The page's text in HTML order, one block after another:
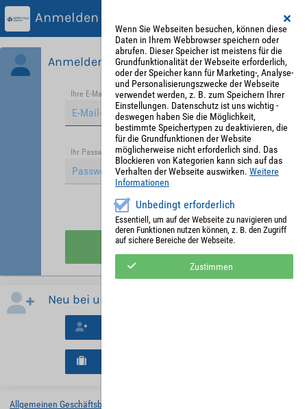
Anmelden
Anmelden
Ihre E-Mail-Adresse *
Passwort vergessen?
Ihr Passwort *
Angemeldet bleiben
Anmelden
Neu bei uns?
Allgemeinen Geschäftsbedingungen
Wenn Sie Webseiten besuchen, können diese
Daten in Ihrem Webbrowser speichern oder
abrufen. Dieser Speicher ist meistens für die
Grundfunktionalität der Webseite erforderlich,
oder der Speicher kann für Marketing-, Analyse-
und Personalisierungszwecke der Webseite
verwendet werden, z. B. zum Speichern Ihrer
Einstellungen. Datenschutz ist uns wichtig -
deswegen haben Sie die Möglichkeit,
bestimmte Speichertypen zu deaktivieren, die
für die Grundfunktionen der Website
möglicherweise nicht erforderlich sind. Das
Blockieren von Kategorien kann sich auf das
Verhalten der Webseite auswirken. Weitere
Informationen
Unbedingt erforderlich
Essentiell, um auf der Webseite zu navigieren und
deren Funktionen nutzen können, z. B. den Zugriff
auf sichere Bereiche der Webseite.
Zustimmen